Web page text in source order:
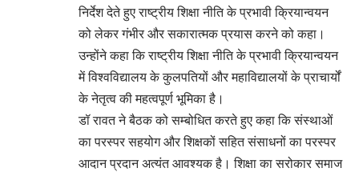
निर्देश देते हुए राष्ट्रीय शिक्षा नीति के प्रभावी क्रियान्वयन
को लेकर गंभीर और सकारात्मक प्रयास करने को कहा।
उन्होंने कहा कि राष्ट्रीय शिक्षा नीति के प्रभावी क्रियान्वयन
में विश्वविद्यालय के कुलपतियों और महाविद्यालयों के प्राचार्यों
के नेतृत्व की महत्वपूर्ण भूमिका है।
डॉ रावत ने बैठक को सम्बोधित करते हुए कहा कि संस्थाओं
का परस्पर सहयोग और शिक्षकों सहित संसाधनों का परस्पर
आदान प्रदान अत्यंत आवश्यक है। शिक्षा का सरोकार समाज